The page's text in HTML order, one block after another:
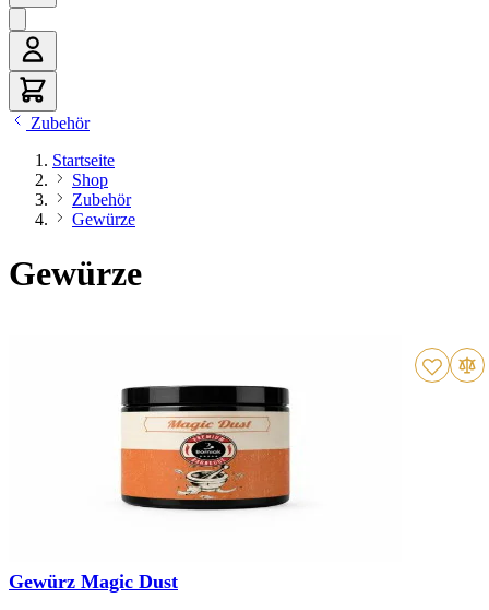
Zubehör
Startseite
Shop
Zubehör
Gewürze
Gewürze
Gewürz Magic Dust